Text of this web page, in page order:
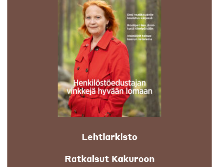
Lehtiarkisto
Ratkaisut Kakuroon